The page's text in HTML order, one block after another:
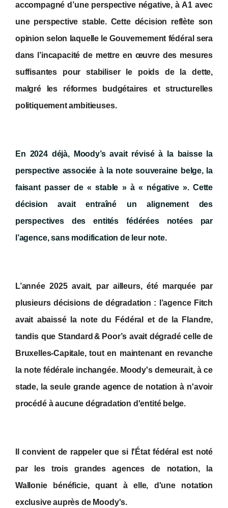
accompagné d’une perspective négative, à A1 avec
une perspective stable. Cette décision reflète son
opinion selon laquelle le Gouvernement fédéral sera
dans l’incapacité de mettre en œuvre des mesures
suffisantes pour stabiliser le poids de la dette,
malgré les réformes budgétaires et structurelles
politiquement ambitieuses.
En 2024 déjà, Moody’s avait révisé à la baisse la
perspective associée à la note souveraine belge, la
faisant passer de « stable » à « négative ». Cette
décision avait entraîné un alignement des
perspectives des entités fédérées notées par
l’agence, sans modification de leur note.
L’année 2025 avait, par ailleurs, été marquée par
plusieurs décisions de dégradation : l’agence Fitch
avait abaissé la note du Fédéral et de la Flandre,
tandis que Standard & Poor’s avait dégradé celle de
Bruxelles-Capitale, tout en maintenant en revanche
la note fédérale inchangée. Moody's demeurait, à ce
stade, la seule grande agence de notation à n'avoir
procédé à aucune dégradation d'entité belge.
Il convient de rappeler que si l'État fédéral est noté
par les trois grandes agences de notation, la
Wallonie bénéficie, quant à elle, d'une notation
exclusive auprès de Moody's.